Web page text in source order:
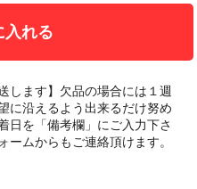
入れる
します】欠品の場合には１週
に沿えるよう出来るだけ努め
日を「備考欄」にご入力下さ
ームからもご連絡頂けます。